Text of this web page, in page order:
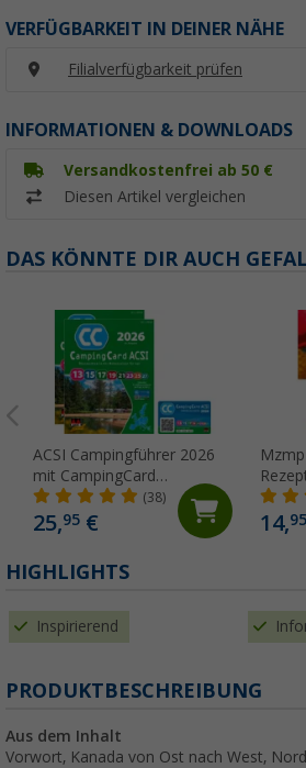
VERFÜGBARKEIT IN DEINER NÄHE
Filialverfügbarkeit prüfen
INFORMATIONEN & DOWNLOADS
Versandkostenfrei ab 50 €
Diesen Artikel vergleichen
DAS KÖNNTE DIR AUCH
ACSI Campingführer 2026
mit CampingCard
Ermäßigungskarte
(Deutsch)
(38)
25,95 € 14,95
HIGHLIGHTS
Inspirierend
PRODUKTBESCHREIBUNG
Aus dem Inhalt
Vorwort, Kanada von Ost nach West,